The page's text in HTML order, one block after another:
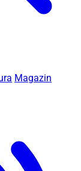
Magazin